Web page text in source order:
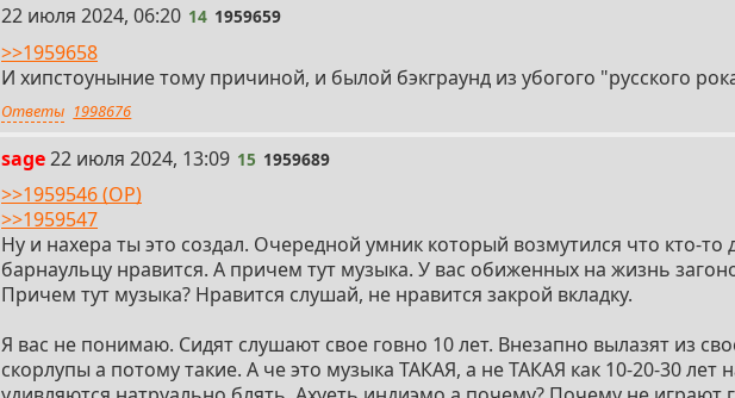
14
22 июля 2024, 06:20 14 1959659
>>1959658
И хипстоуныние тому причиной, и былой бэкграунд из убогого "русского
Ответы 1998676
sage 15
22 июля 2024, 13:09 15 1959689
>>1959546 (OP)
>>1959547
Ну и нахера ты это создал. Очередной умник который возмутился что кто-то
барнаульцу нравится. А причем тут музыка. У вас обиженных на жизнь
Причем тут музыка? Нравится слушай, не нравится закрой вкладку.
Я вас не понимаю. Сидят слушают свое говно 10 лет. Внезапно вылазят из
скорлупы а потому такие. А че это музыка ТАКАЯ, а не ТАКАЯ как 10-20-30 лет